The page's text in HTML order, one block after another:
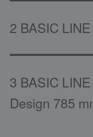
2 BASIC
3 BASIC LINE Smart, Emotion,
Design 785